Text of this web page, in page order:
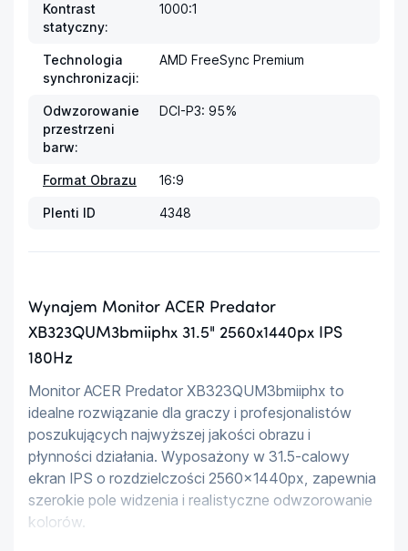
Kontrast
statyczny:
1000:1
Technologia
synchronizacji:
AMD FreeSync Premium
Odwzorowanie
przestrzeni
barw:
DCI-P3: 95%
Format Obrazu 16:9
Plenti ID 4348
Wynajem Monitor ACER Predator
XB323QUM3bmiiphx 31.5" 2560x1440px IPS
180Hz
Monitor ACER Predator XB323QUM3bmiiphx to
idealne rozwiązanie dla graczy i profesjonalistów
poszukujących najwyższej jakości obrazu i
płynności działania. Wyposażony w 31.5-calowy
ekran IPS o rozdzielczości 2560x1440px, zapewnia
szerokie pole widzenia i realistyczne odwzorowanie
kolorów.